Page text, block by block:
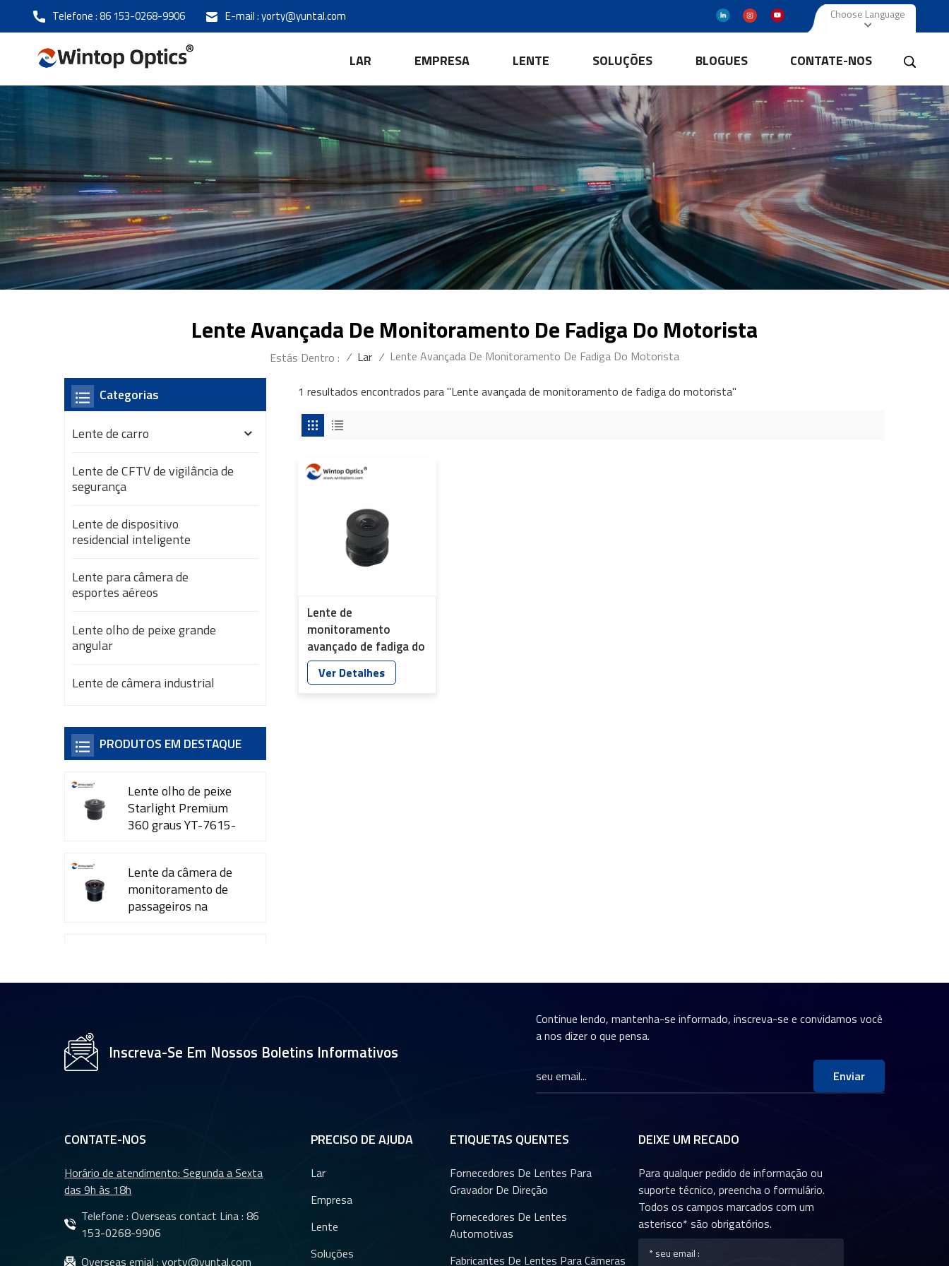
Telefone :86 153-0268-9906 E-mail :yorty@yuntal.com Choose Language
LAR EMPRESA LENTE SOLUÇÕES BLOGUES CONTATE-NOS
Lente Avançada De Monitoramento De Fadiga Do Motorista
Estás Dentro : / Lar / Lente Avançada De Monitoramento De Fadiga Do Motorista
1 resultados encontrados para "Lente avançada de monitoramento de fadiga do motorista"
Lente de
monitoramento
avançado de fadiga do
motorista YT-7602P-
R7-B
Ver Detalhes
Categorias
Lente de carro
Lente de CFTV de vigilância de
segurança
Lente de dispositivo
residencial inteligente
Lente para câmera de
esportes aéreos
Lente olho de peixe grande
angular
Lente de câmera industrial
PRODUTOS EM DESTAQUE
Lente olho de peixe
Starlight Premium
360 graus YT-7615-
Lente da câmera de
monitoramento de
passageiros na
sensor OV2710 de
câmera de resolução
ré com visão noturna
à prova d&#39;água
para carro YT-7610-
C1
Lentes DMS e lentes
CMS para sistema
de câmeras de
Inscreva-Se Em Nossos Boletins Informativos
Continue lendo, mantenha-se informado, inscreva-se e convidamos você
a nos dizer o que pensa.
Enviar
CONTATE-NOS
Horário de atendimento: Segunda a Sexta
das 9h às 18h
Telefone : Overseas contact Lina :86
153-0268-9906
Overseas emial :yorty@yuntal.com
PRECISO DE AJUDA
Lar
Empresa
Lente
Soluções
ETIQUETAS QUENTES
Fornecedores De Lentes Para
Gravador De Direção
Fornecedores De Lentes
Automotivas
Fabricantes De Lentes Para Câmeras
DEIXE UM RECADO
Para qualquer pedido de informação ou
suporte técnico, preencha o formulário.
Todos os campos marcados com um
asterisco* são obrigatórios.